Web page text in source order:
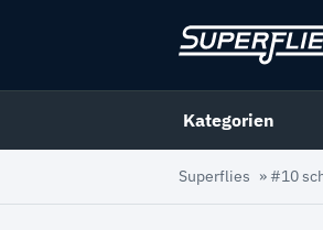
Kategorien
Superflies » #10